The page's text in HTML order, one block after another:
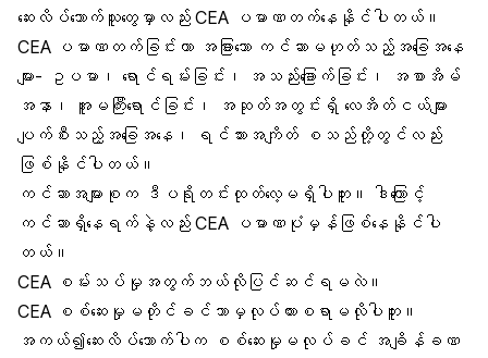
ဆေးလိပ်သောက်သူတွေမှာလည်း CEA ပမာဏတက်နေနိုင်ပါတယ်။
CEA ပမာဏတက်ခြင်းဟာ အခြားသော ကင်ဆာမဟုတ်သည့်အခြေအနေ
များ- ဥပမာ၊ ရောင်ရမ်းခြင်း၊ အသည်းခြောက်ခြင်း၊ အစာအိမ်
အနာ၊ အူမကြီးရောင်ခြင်း၊ အဆုတ်အတွင်းရှိ လေအိတ်ငယ်များ
ပျက်စီးသည့်အခြေအနေ၊ ရင်သားအကျိတ် စသည်တို့တွင်လည်း
ဖြစ်နိုင်ပါတယ်။
ကင်ဆာအများစုက ဒီပရိုတင်းထုတ်လေ့မရှိပါဘူး။ ဒါကြောင့်
ကင်ဆာရှိနေရက်နဲ့လည်း CEA ပမာဏပုံမှန်ဖြစ်နေနိုင်ပါ
တယ်။
CEA စမ်းသပ်မှုအတွက်ဘယ်လိုပြင်ဆင်ရမလဲ။
CEA စစ်ဆေးမှုမတိုင်ခင်ဘာမှလုပ်ထားစရာမလိုပါဘူး။
အကယ်၍ဆေးလိပ်သောက်ပါက စစ်ဆေးမှုမလုပ်ခင် အချိန်ခဏ